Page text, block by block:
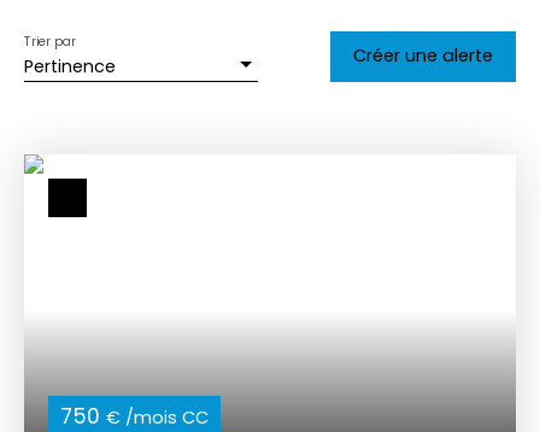
Pertinence
Trier par
Créer une alerte
750 € /mois CC